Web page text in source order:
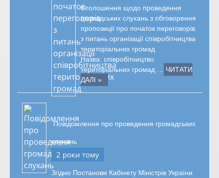
Оголошення щодо проведення
громадських слухань з обговорення
пропозиції про початок переговорів
з питань організації співробітництва
територіальних громад
Назва: співробітництво
територіальних громад …
ЧИТАТИ
ДАЛІ »
Повідомлення про проведення громадських
слухань
2 роки тому
Згідно Постанови Кабінету Міністрів України